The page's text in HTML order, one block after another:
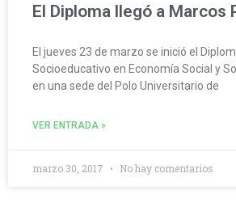
El Diploma llegó a Marcos
El jueves 23 de marzo se inició el
Socioeducativo en Economía Social y
en una sede del Polo Universitario de
VER ENTRADA »
marzo 30, 2017 No hay comentarios